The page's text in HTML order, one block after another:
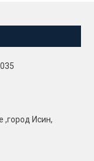
,город Исин,